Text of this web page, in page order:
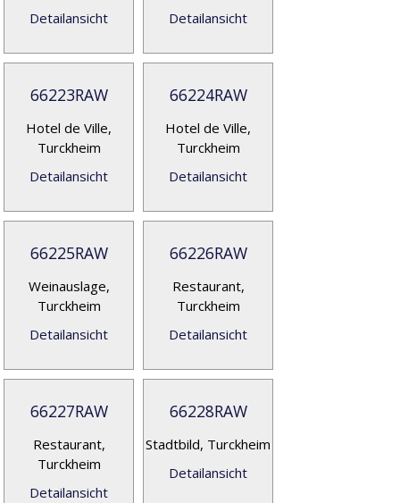
Detailansicht
Detailansicht
66223RAW
Hotel de Ville,
Turckheim
Detailansicht
66224RAW
Hotel de Ville,
Turckheim
Detailansicht
66225RAW
Weinauslage,
Turckheim
Detailansicht
66226RAW
Restaurant,
Turckheim
Detailansicht
66227RAW
Restaurant,
Turckheim
Detailansicht
66228RAW
Stadtbild, Turckheim
Detailansicht